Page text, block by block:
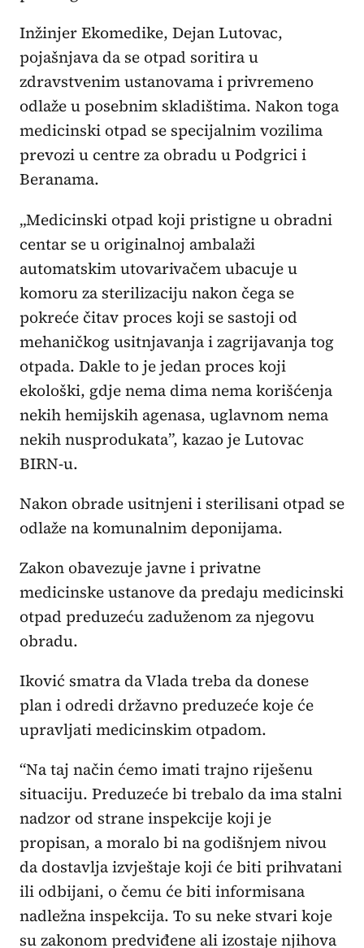
Inžinjer Ekomedike, Dejan Lutovac,
pojašnjava da se otpad soritira u
zdravstvenim ustanovama i privremeno
odlaže u posebnim skladištima. Nakon toga
medicinski otpad se specijalnim vozilima
prevozi u centre za obradu u Podgrici i
Beranama.
„Medicinski otpad koji pristigne u obradni
centar se u originalnoj ambalaži
automatskim utovarivačem ubacuje u
komoru za sterilizaciju nakon čega se
pokreće čitav proces koji se sastoji od
mehaničkog usitnjavanja i zagrijavanja tog
otpada. Dakle to je jedan proces koji
ekološki, gdje nema dima nema korišćenja
nekih hemijskih agenasa, uglavnom nema
nekih nusprodukata”, kazao je Lutovac
BIRN-u.
Nakon obrade usitnjeni i sterilisani otpad se
odlaže na komunalnim deponijama.
Zakon obavezuje javne i privatne
medicinske ustanove da predaju medicinski
otpad preduzeću zaduženom za njegovu
obradu.
Iković smatra da Vlada treba da donese
plan i odredi državno preduzeće koje će
upravljati medicinskim otpadom.
“Na taj način ćemo imati trajno riješenu
situaciju. Preduzeće bi trebalo da ima stalni
nadzor od strane inspekcije koji je
propisan, a moralo bi na godišnjem nivou
da dostavlja izvještaje koji će biti prihvatani
ili odbijani, o čemu će biti informisana
nadležna inspekcija. To su neke stvari koje
su zakonom predviđene ali izostaje njihova